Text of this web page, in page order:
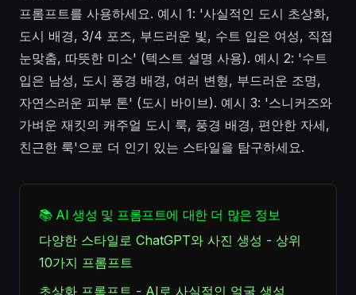
프롬프트를 사용하세요. 예시 1: '사실적인 도시 초상화,
도시 배경, 3/4 포즈, 부드러운 빛, 수트 입은 여성, 직접
눈맞춤, 따뜻한 미소' (텍스트 설명 사용). 예시 2: '수트
입은 남성, 도시 풍경 배경, 여러 변형, 부드러운 조명,
자연스러운 피부 톤' (도시 바이브). 예시 3: '스니커즈와
가벼운 재킷의 캐주얼 도시 룩, 풍경 배경, 편안한 자세,
친근한 룩'으로 더 인기 있는 스타일을 탐구하세요.
📚 AI 생성 및 프롬프트에 대한 더 많은 정보
다양한 스타일로 ChatGPT와 사진 생성 - 상위
10가지 프롬프트
초상화 프롬프트 - AI로 사실적인 얼굴 생성